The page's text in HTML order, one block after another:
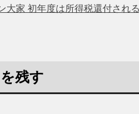
大家 初年度は所得税還付される
残す